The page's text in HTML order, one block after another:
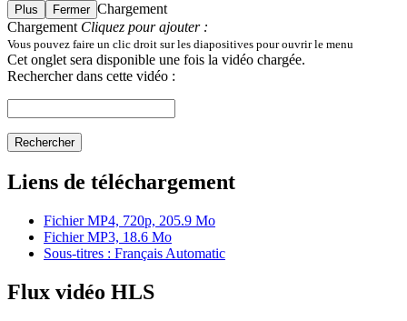
Plus Fermer Chargement
Chargement Cliquez pour ajouter :
Vous pouvez faire un clic droit sur les diapositives pour ouvrir le menu
Cet onglet sera disponible une fois la vidéo chargée.
Rechercher dans cette vidéo :
Rechercher
Liens de téléchargement
Fichier MP4, 720p, 205.9 Mo
Fichier MP3, 18.6 Mo
Sous-titres : Français Automatic
Flux vidéo HLS